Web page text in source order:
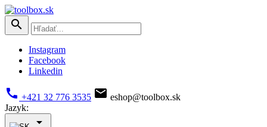

Instagram
Facebook
Linkedin
 +421 32 776 3535  eshop@toolbox.sk
Jazyk:
